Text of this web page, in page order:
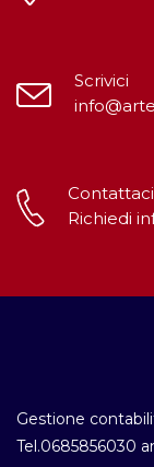
Scrivici
Contattaci
Richiedi
Gestione
Tel.0685856030